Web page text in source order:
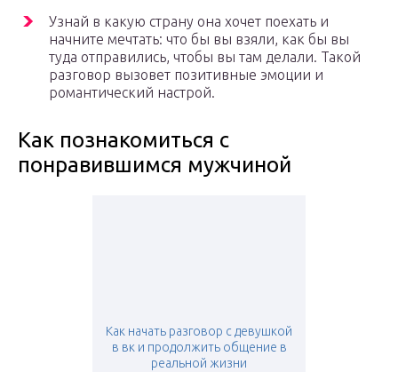
Узнай в какую страну она хочет поехать и
начните мечтать: что бы вы взяли, как бы вы
туда отправились, чтобы вы там делали. Такой
разговор вызовет позитивные эмоции и
романтический настрой.
Как познакомиться с
понравившимся мужчиной
Как начать разговор с девушкой
в вк и продолжить общение в
реальной жизни